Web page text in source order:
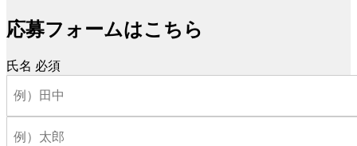
応募フォームはこちら
氏名 必須